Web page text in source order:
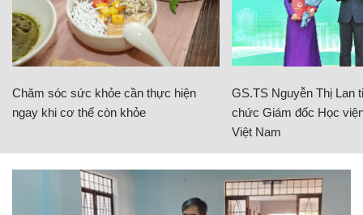
Chăm sóc sức khỏe cần thực hiện
ngay khi cơ thể còn khỏe
GS.TS Nguyễn Thị Lan
chức Giám đốc Học
Việt Nam